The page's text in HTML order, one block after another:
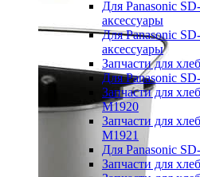
Для Panasonic
аксессуары
Для Panasonic
аксессуары
Запчасти для
Для Panasonic
Запчасти для
M1920
Запчасти для
M1921
Для Panasonic
Запчасти для